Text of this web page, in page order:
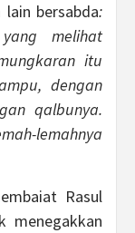
lain bersabda:
melihat
itu
dengan
qalbunya.
lemahnya
Rasul
menegakkan